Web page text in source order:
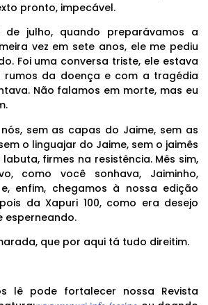
pronto, impecável.
de julho, quando preparávamos a
vez em sete anos, ele me pediu
Foi uma conversa triste, ele estava
rumos da doença e com a tragédia
Não falamos em morte, mas eu
sem as capas do Jaime, sem as
o linguajar do Jaime, sem o jaimês
firmes na resistência. Mês sim,
como você sonhava, Jaiminho,
enfim, chegamos à nossa edição
da Xapuri 100, como era desejo
esperneando.
que por aqui tá tudo direitim.
lê pode fortalecer nossa Revista